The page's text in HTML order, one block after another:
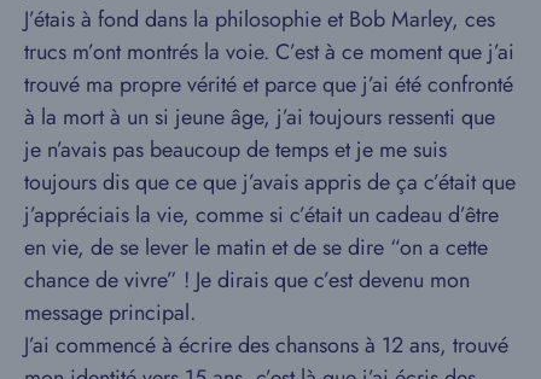
J’étais à fond dans la philosophie et Bob Marley, ces
trucs m’ont montrés la voie. C’est à ce moment que j’ai
trouvé ma propre vérité et parce que j’ai été confronté
à la mort à un si jeune âge, j’ai toujours ressenti que
je n’avais pas beaucoup de temps et je me suis
toujours dis que ce que j’avais appris de ça c’était que
j’appréciais la vie, comme si c’était un cadeau d’être
en vie, de se lever le matin et de se dire “on a cette
chance de vivre” ! Je dirais que c’est devenu mon
message principal.
J’ai commencé à écrire des chansons à 12 ans, trouvé